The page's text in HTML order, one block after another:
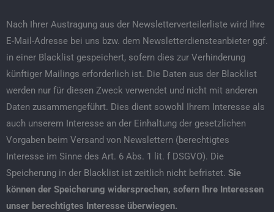
Nach Ihrer Austragung aus der Newsletterverteilerliste wird Ihre
E-Mail-Adresse bei uns bzw. dem Newsletterdiensteanbieter ggf.
in einer Blacklist gespeichert, sofern dies zur Verhinderung
künftiger Mailings erforderlich ist. Die Daten aus der Blacklist
werden nur für diesen Zweck verwendet und nicht mit anderen
Daten zusammengeführt. Dies dient sowohl Ihrem Interesse als
auch unserem Interesse an der Einhaltung der gesetzlichen
Vorgaben beim Versand von Newslettern (berechtigtes
Interesse im Sinne des Art. 6 Abs. 1 lit. f DSGVO). Die
Speicherung in der Blacklist ist zeitlich nicht befristet. Sie
können der Speicherung widersprechen, sofern Ihre Interessen
unser berechtigtes Interesse überwiegen.